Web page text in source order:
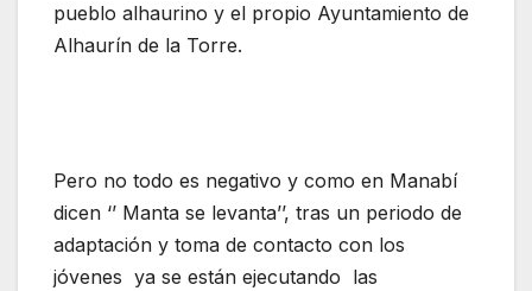
pueblo alhaurino y el propio Ayuntamiento de
Alhaurín de la Torre.
Pero no todo es negativo y como en Manabí
dicen ‘’ Manta se levanta’’, tras un periodo de
adaptación y toma de contacto con los
jóvenes ya se están ejecutando las